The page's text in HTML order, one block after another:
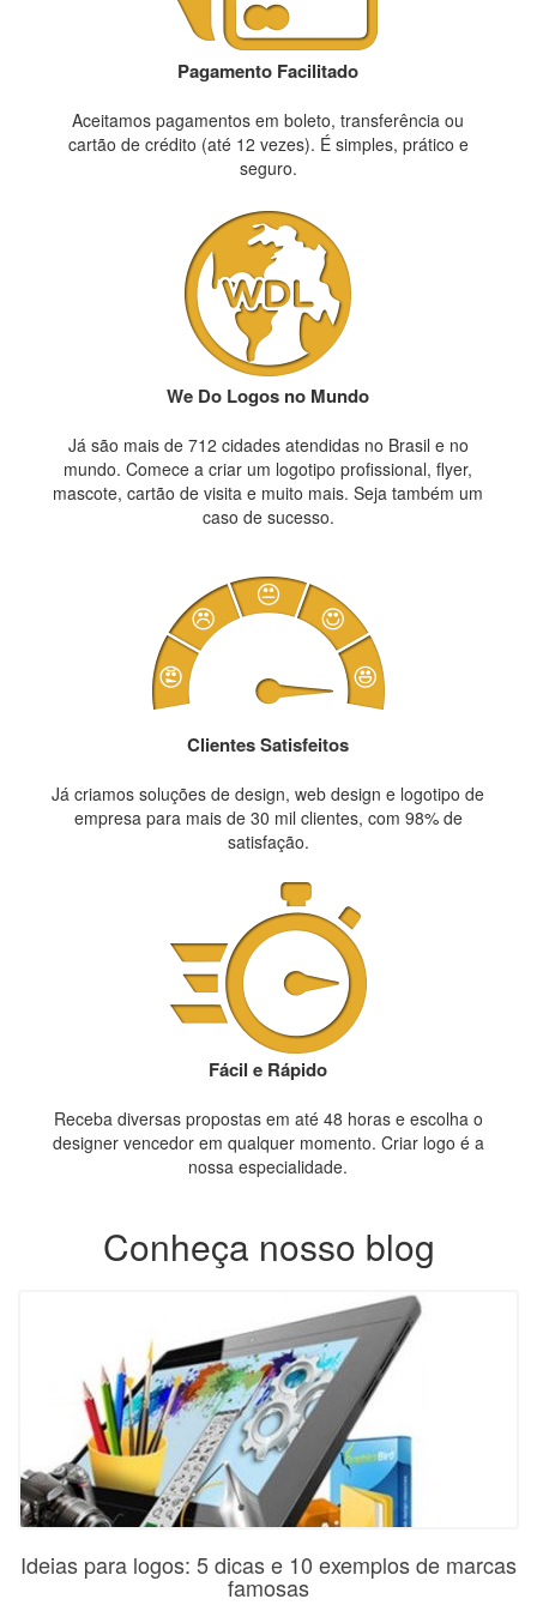
Pagamento Facilitado
Aceitamos pagamentos em boleto, transferência ou
cartão de crédito (até 12 vezes). É simples, prático e
seguro.
We Do Logos no Mundo
Já são mais de 712 cidades atendidas no Brasil e no
mundo. Comece a criar um logotipo profissional, flyer,
mascote, cartão de visita e muito mais. Seja também um
caso de sucesso.
Clientes Satisfeitos
Já criamos soluções de design, web design e logotipo de
empresa para mais de 30 mil clientes, com 98% de
satisfação.
Fácil e Rápido
Receba diversas propostas em até 48 horas e escolha o
designer vencedor em qualquer momento. Criar logo é a
nossa especialidade.
Conheça nosso blog
Ideias para logos: 5 dicas e 10 exemplos de marcas
famosas